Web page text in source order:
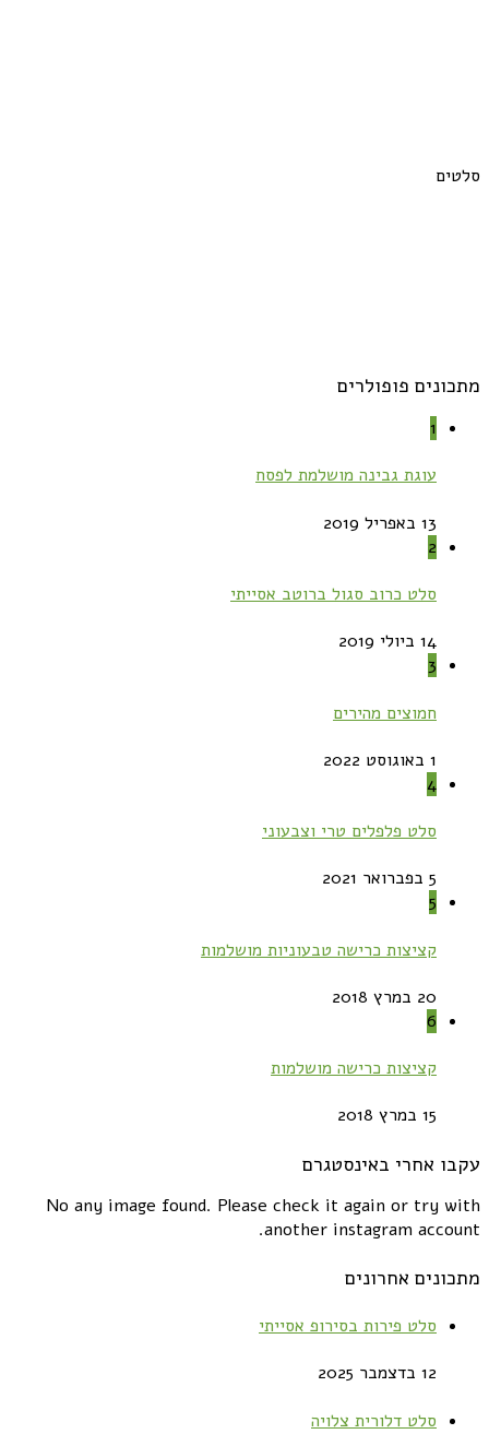
סלטים
מתכונים פופולרים
1
עוגת גבינה מושלמת לפסח
13 באפריל 2019
2
סלט כרוב סגול ברוטב אסייתי
14 ביולי 2019
3
חמוצים מהירים
1 באוגוסט 2022
4
סלט פלפלים טרי וצבעוני
5 בפברואר 2021
5
קציצות כרישה טבעוניות מושלמות
20 במרץ 2018
6
קציצות כרישה מושלמות
15 במרץ 2018
עקבו אחרי באינסטגרם
No any image found. Please check it again or try with
another instagram account.
מתכונים אחרונים
סלט פירות בסירופ אסייתי
12 בדצמבר 2025
סלט דלורית צלויה